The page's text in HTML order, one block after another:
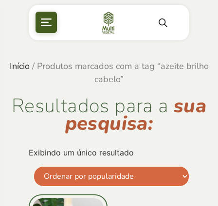
Início/ Produtos marcados com a tag “azeite brilho
cabelo”
Resultados para a sua
pesquisa:
Exibindo um único resultado